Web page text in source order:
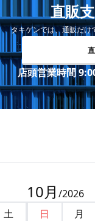
直販
タキゲンでは、通販だけ
店頭営業時間
土
10月 /2026
日
月